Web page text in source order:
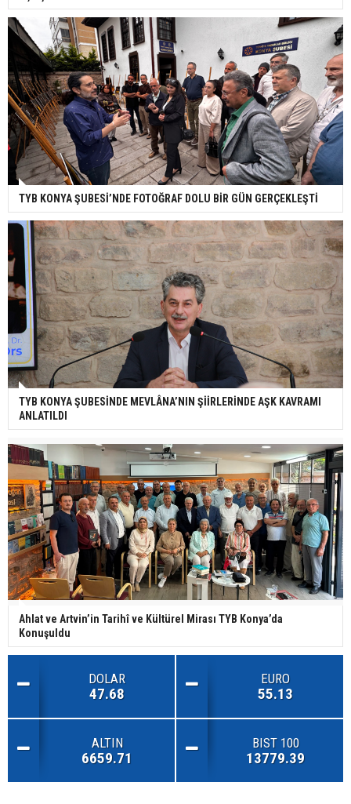
TYB KONYA ŞUBESİ’NDE FOTOĞRAF DOLU BİR GÜN GERÇEKLEŞTİ
TYB KONYA ŞUBESİNDE MEVLÂNA’NIN ŞİİRLERİNDE AŞK KAVRAMI
ANLATILDI
Ahlat ve Artvin’in Tarihî ve Kültürel Mirası TYB Konya’da
Konuşuldu
DOLAR
47.68
EURO
55.13
ALTIN
6659.71
BIST 100
13779.39